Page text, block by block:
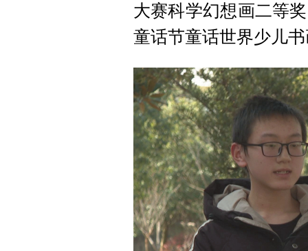
大赛科学幻想画二等
童话节童话世界少儿